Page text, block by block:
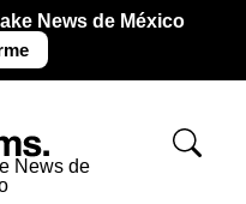
News de México
News de